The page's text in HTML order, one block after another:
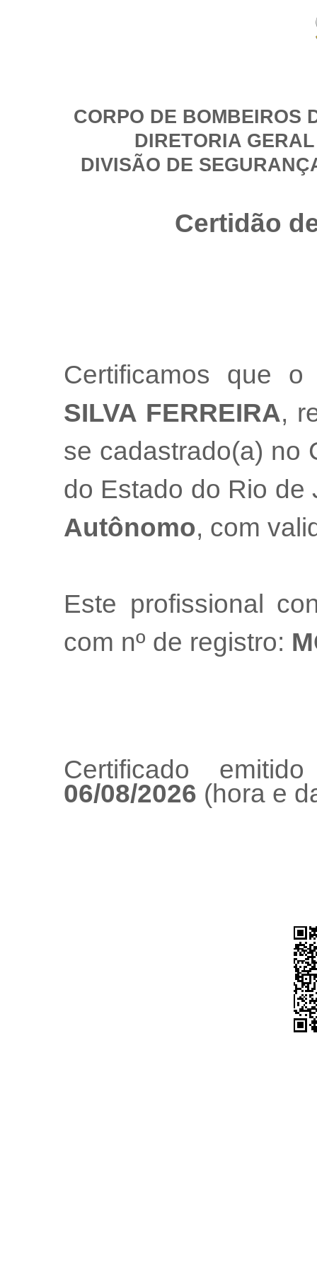
CORPO DE BOMBEIROS
DIRETORIA
DIVISÃO DE
Certidão
Certificamos que
SILVA FERREIRA,
se cadastrado(a) no
do Estado do Rio
Autônomo, com
Este profissional
com nº de registro:
Certificado
06/08/2026 (hora e